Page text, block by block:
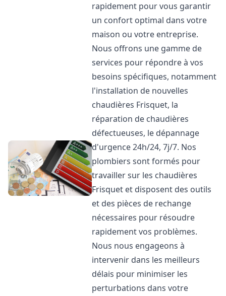
rapidement pour vous garantir
un confort optimal dans votre
maison ou votre entreprise.
Nous offrons une gamme de
services pour répondre à vos
besoins spécifiques, notamment
l'installation de nouvelles
chaudières Frisquet, la
réparation de chaudières
défectueuses, le dépannage
d'urgence 24h/24, 7j/7. Nos
plombiers sont formés pour
travailler sur les chaudières
Frisquet et disposent des outils
et des pièces de rechange
nécessaires pour résoudre
rapidement vos problèmes.
Nous nous engageons à
intervenir dans les meilleurs
délais pour minimiser les
perturbations dans votre